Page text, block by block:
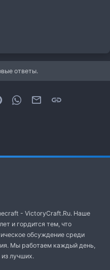
ответы.
PinterestWhatsAppЭлектронная почта
- VictoryCraft.Ru. Наше
и гордится тем, что
обсуждение среди
Мы работаем каждый день,
лучших.